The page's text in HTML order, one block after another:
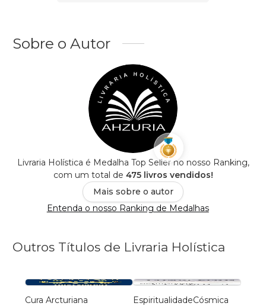
Sobre o Autor
Livraria Holística é Medalha Top Seller no nosso Ranking,
com um total de 475 livros vendidos!
Mais sobre o autor
Entenda o nosso Ranking de Medalhas
Outros Títulos de Livraria Holística
Cura Arcturiana
EspiritualidadeCósmica